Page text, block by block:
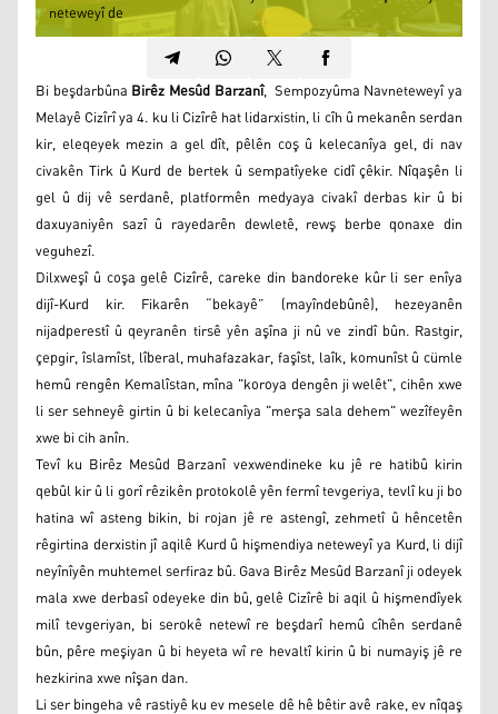
neteweyî de
Bi beşdarbûna Birêz Mesûd Barzanî, Sempozyûma Navneteweyî ya
Melayê Cizîrî ya 4. ku li Cizîrê hat lidarxistin, li cîh û mekanên serdan
kir, eleqeyek mezin a gel dît, pêlên coş û kelecanîya gel, di nav
civakên Tirk û Kurd de bertek û sempatîyeke cidî çêkir. Nîqaşên li
gel û dij vê serdanê, platformên medyaya civakî derbas kir û bi
daxuyaniyên sazî û rayedarên dewletê, rewş berbe qonaxe din
veguhezî.
Dilxweşî û coşa gelê Cizîrê, careke din bandoreke kûr li ser enîya
dijî-Kurd kir. Fikarên “bekayê” (mayîndebûnê), hezeyanên
nijadperestî û qeyranên tirsê yên aşîna ji nû ve zindî bûn. Rastgir,
çepgir, îslamîst, lîberal, muhafazakar, faşîst, laîk, komunîst û cümle
hemû rengên Kemalîstan, mîna "koroya dengên ji welêt", cihên xwe
li ser sehneyê girtin û bi kelecanîya "merşa sala dehem" wezîfeyên
xwe bi cih anîn.
Tevî ku Birêz Mesûd Barzanî vexwendineke ku jê re hatibû kirin
qebûl kir û li gorî rêzikên protokolê yên fermî tevgeriya, tevlî ku ji bo
hatina wî asteng bikin, bi rojan jê re astengî, zehmetî û hêncetên
rêgirtina derxistin jî aqilê Kurd û hişmendiya neteweyî ya Kurd, li dijî
neyînîyên muhtemel serfiraz bû. Gava Birêz Mesûd Barzanî ji odeyek
mala xwe derbasî odeyeke din bû, gelê Cizîrê bi aqil û hişmendîyek
milî tevgeriyan, bi serokê netewî re beşdarî hemû cîhên serdanê
bûn, pêre meşiyan û bi heyeta wî re hevaltî kirin û bi numayiş jê re
hezkirina xwe nîşan dan.
Li ser bingeha vê rastiyê ku ev mesele dê hê bêtir avê rake, ev nîqaş